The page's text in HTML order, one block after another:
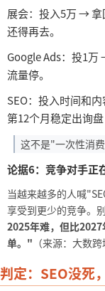
展会：投入5万 → 拿
还得再去。
Google Ads：投1
流量停。
SEO：投入时间和
第12个月稳定出询
这不是"一次性消
论据6：竞争对手正
当越来越多的人喊
享受到更少的竞争。
2025年难，但比
单。" （来源：大数跨
判定： SEO没死